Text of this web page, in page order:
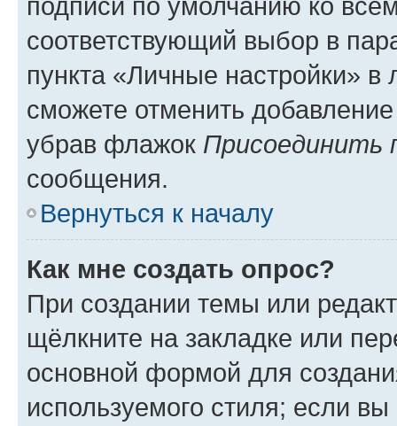
соответствующий выбор в
пункта «Личные настройки»
сможете отменить
убрав флажок Присоединить
сообщения.
Вернуться к началу
Как мне создать опрос?
При создании темы или
щёлкните на закладке или
основной формой для
используемого стиля; если